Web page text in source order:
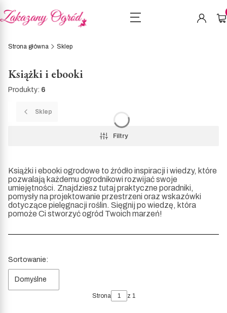
Strona główna Sklep
Książki i ebooki
Produkty: 6
Sklep
Filtry
Książki i ebooki ogrodowe to źródło inspiracji i wiedzy, które
pozwalają każdemu ogrodnikowi rozwijać swoje
umiejętności. Znajdziesz tutaj praktyczne poradniki,
pomysły na projektowanie przestrzeni oraz wskazówki
dotyczące pielęgnacji roślin. Sięgnij po wiedzę, która
pomoże Ci stworzyć ogród Twoich marzeń!
Lista produktów
Sortowanie:
Domyślne
Strona z 1